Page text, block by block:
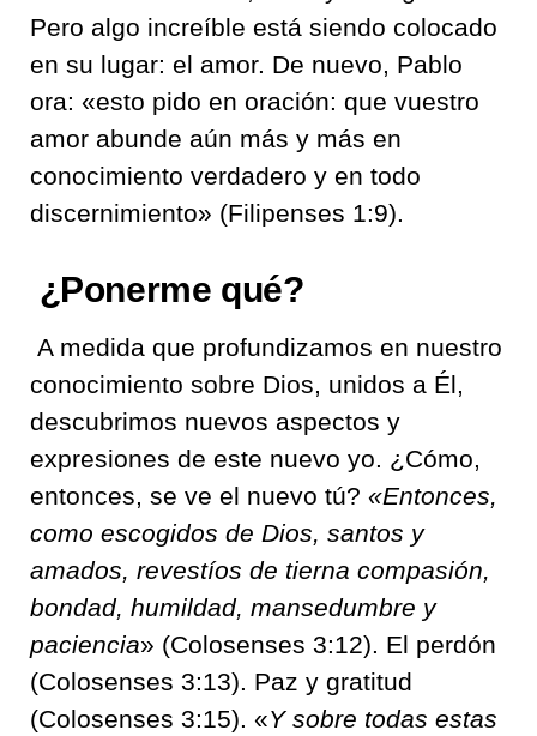
Pero algo increíble está siendo colocado
en su lugar: el amor. De nuevo, Pablo
ora: «esto pido en oración: que vuestro
amor abunde aún más y más en
conocimiento verdadero y en todo
discernimiento» (Filipenses 1:9).
¿Ponerme qué?
A medida que profundizamos en nuestro
conocimiento sobre Dios, unidos a Él,
descubrimos nuevos aspectos y
expresiones de este nuevo yo. ¿Cómo,
entonces, se ve el nuevo tú? «Entonces,
como escogidos de Dios, santos y
amados, revestíos de tierna compasión,
bondad, humildad, mansedumbre y
paciencia» (Colosenses 3:12). El perdón
(Colosenses 3:13). Paz y gratitud
(Colosenses 3:15). «Y sobre todas estas